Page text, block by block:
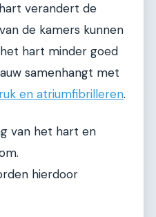
verandert de
de kamers kunnen
hart minder goed
samenhangt met
en atriumfibrilleren.
van het hart en
hierdoor